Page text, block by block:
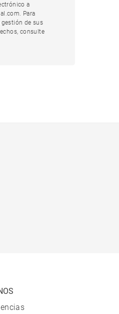
a
Para
de sus
consulte